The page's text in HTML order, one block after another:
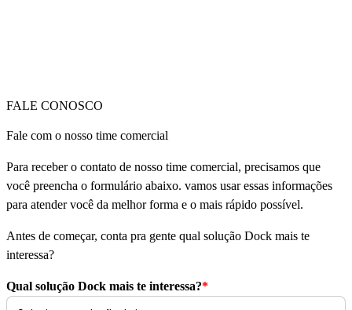
FALE CONOSCO
Fale com o nosso time comercial
Para receber o contato de nosso time comercial, precisamos que
você preencha o formulário abaixo. vamos usar essas informações
para atender você da melhor forma e o mais rápido possível.
Antes de começar, conta pra gente qual solução Dock mais te
interessa?
Qual solução Dock mais te interessa?*